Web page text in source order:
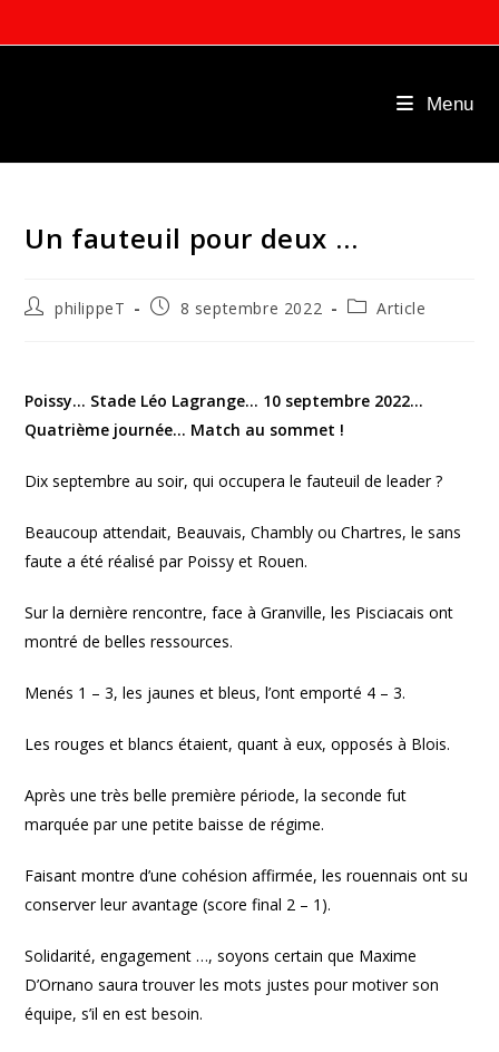
to
Menu
Un fauteuil pour deux …
Auteur/autrice
philippeT
Publication
8 septembre 2022
PostArticle
Poissy… Stade Léo Lagrange… 10 septembre 2022…
Quatrième journée… Match au sommet !
Dix septembre au soir, qui occupera le fauteuil de leader ?
Beaucoup attendait, Beauvais, Chambly ou Chartres, le sans
faute a été réalisé par Poissy et Rouen.
Sur la dernière rencontre, face à Granville, les Pisciacais ont
montré de belles ressources.
Menés 1 – 3, les jaunes et bleus, l’ont emporté 4 – 3.
Les rouges et blancs étaient, quant à eux, opposés à Blois.
Après une très belle première période, la seconde fut
marquée par une petite baisse de régime.
Faisant montre d’une cohésion affirmée, les rouennais ont su
conserver leur avantage (score final 2 – 1).
Solidarité, engagement …, soyons certain que Maxime
D’Ornano saura trouver les mots justes pour motiver son
équipe, s’il en est besoin.